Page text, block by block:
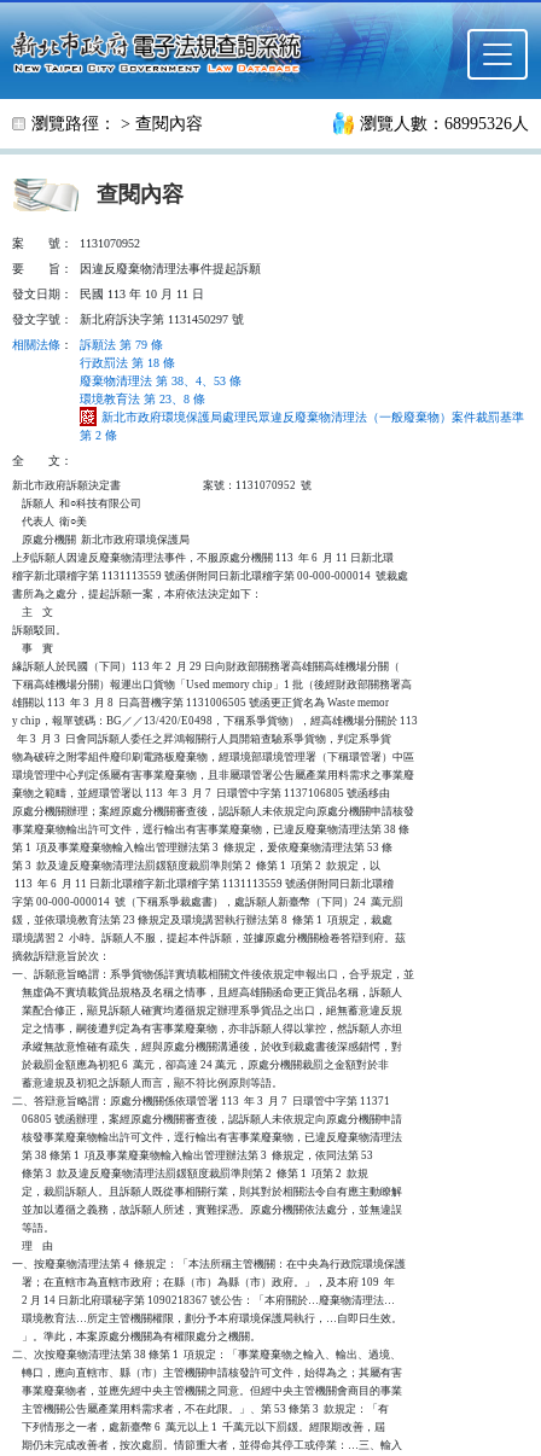
跳至主要內容
瀏覽路徑： > 查閱內容 瀏覽人數：68995326人
查閱內容
案 號：
1131070952
要
旨：
因違反廢棄物清理法事件提起訴願
發文日期：
民國 113 年 10 月 11 日
發文字號：
新北府訴決字第 1131450297 號
相關法條 ：
訴願法 第 79 條
行政罰法 第 18 條
廢棄物清理法 第 38、4、53 條
環境教育法 第 23、8 條
新北市政府環境保護局處理民眾違反廢棄物清理法（一般廢棄物）案件裁罰基準
第 2 條
全
文：
新北市政府訴願決定書                                  案號：1131070952  號
    訴願人  和○科技有限公司
    代表人  衛○美
    原處分機關  新北市政府環境保護局
上列訴願人因違反廢棄物清理法事件，不服原處分機關 113  年 6  月 11 日新北環
稽字新北環稽字第 1131113559 號函併附同日新北環稽字第 00-000-000014  號裁處
書所為之處分，提起訴願一案，本府依法決定如下：
    主    文
訴願駁回。
    事    實
緣訴願人於民國（下同）113 年 2  月 29 日向財政部關務署高雄關高雄機場分關（
下稱高雄機場分關）報運出口貨物「Used memory chip」1 批（後經財政部關務署高
雄關以 113  年 3  月 8  日高普機字第 1131006505 號函更正貨名為 Waste memor
y chip，報單號碼：BG／／13/420/E0498，下稱系爭貨物），經高雄機場分關於 113
  年 3  月 3  日會同訴願人委任之昇鴻報關行人員開箱查驗系爭貨物，判定系爭貨
物為破碎之附零組件廢印刷電路板廢棄物，經環境部環境管理署（下稱環管署）中區
環境管理中心判定係屬有害事業廢棄物，且非屬環管署公告屬產業用料需求之事業廢
棄物之範疇，並經環管署以 113  年 3  月 7  日環管中字第 1137106805 號函移由
原處分機關辦理；案經原處分機關審查後，認訴願人未依規定向原處分機關申請核發
事業廢棄物輸出許可文件，逕行輸出有害事業廢棄物，已違反廢棄物清理法第 38 條
第 1  項及事業廢棄物輸入輸出管理辦法第 3  條規定，爰依廢棄物清理法第 53 條
第 3  款及違反廢棄物清理法罰鍰額度裁罰準則第 2  條第 1  項第 2  款規定，以
113  年 6  月 11 日新北環稽字新北環稽字第 1131113559 號函併附同日新北環稽
字第 00-000-000014  號（下稱系爭裁處書），處訴願人新臺幣（下同）24  萬元罰
鍰，並依環境教育法第 23 條規定及環境講習執行辦法第 8  條第 1  項規定，裁處
環境講習 2  小時。訴願人不服，提起本件訴願，並據原處分機關檢卷答辯到府。茲
摘敘訴辯意旨於次：
一、訴願意旨略謂：系爭貨物係詳實填載相關文件後依規定申報出口，合乎規定，並
    無虛偽不實填載貨品規格及名稱之情事，且經高雄關函命更正貨品名稱，訴願人
    業配合修正，顯見訴願人確實均遵循規定辦理系爭貨品之出口，絕無蓄意違反規
    定之情事，嗣後遭判定為有害事業廢棄物，亦非訴願人得以掌控，然訴願人亦坦
    承縱無故意惟確有疏失，經與原處分機關溝通後，於收到裁處書後深感錯愕，對
    於裁罰金額應為初犯 6  萬元，卻高達 24 萬元，原處分機關裁罰之金額對於非
    蓄意違規及初犯之訴願人而言，顯不符比例原則等語。
二、答辯意旨略謂：原處分機關係依環管署 113  年 3  月 7  日環管中字第 11371
    06805 號函辦理，案經原處分機關審查後，認訴願人未依規定向原處分機關申請
    核發事業廢棄物輸出許可文件，逕行輸出有害事業廢棄物，已違反廢棄物清理法
    第 38 條第 1  項及事業廢棄物輸入輸出管理辦法第 3  條規定，依同法第 53
    條第 3  款及違反廢棄物清理法罰鍰額度裁罰準則第 2  條第 1  項第 2  款規
    定，裁罰訴願人。且訴願人既從事相關行業，則其對於相關法令自有應主動瞭解
    並加以遵循之義務，故訴願人所述，實難採憑。原處分機關依法處分，並無違誤
    等語。
    理    由
一、按廢棄物清理法第 4  條規定：「本法所稱主管機關：在中央為行政院環境保護
    署；在直轄市為直轄市政府；在縣（市）為縣（市）政府。」，及本府 109  年
    2 月 14 日新北府環秘字第 1090218367 號公告：「本府關於…廢棄物清理法…
    環境教育法…所定主管機關權限，劃分予本府環境保護局執行，…自即日生效。
    」。準此，本案原處分機關為有權限處分之機關。
二、次按廢棄物清理法第 38 條第 1  項規定：「事業廢棄物之輸入、輸出、過境、
    轉口，應向直轄市、縣（市）主管機關申請核發許可文件，始得為之；其屬有害
    事業廢棄物者，並應先經中央主管機關之同意。但經中央主管機關會商目的事業
    主管機關公告屬產業用料需求者，不在此限。」、第 53 條第 3  款規定：「有
    下列情形之一者，處新臺幣 6  萬元以上 1  千萬元以下罰鍰。經限期改善，屆
    期仍未完成改善者，按次處罰。情節重大者，並得命其停工或停業：…三、輸入